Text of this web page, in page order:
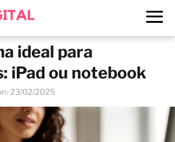
ideal para
iPad ou notebook
23/02/2025